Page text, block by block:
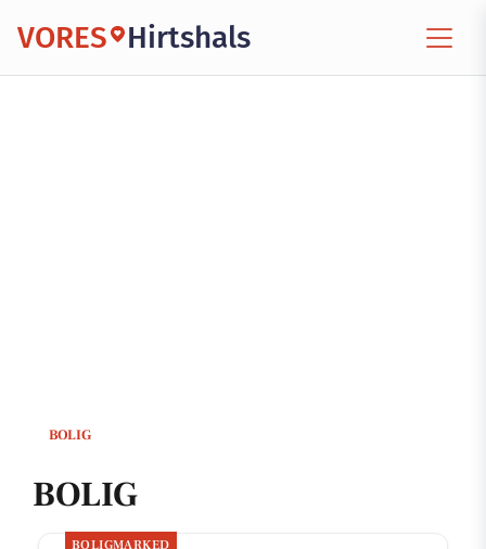
VORES Hirtshals
BOLIG
BOLIG
BOLIGMARKED